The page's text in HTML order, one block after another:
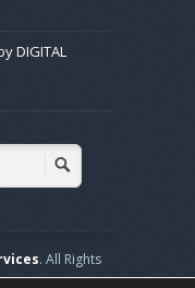
DIGITAL
. All Rights